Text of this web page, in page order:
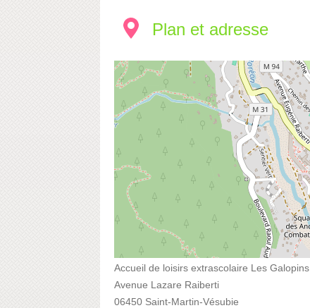
Plan et adresse
Accueil de loisirs extrascolaire Les Galopins
Avenue Lazare Raiberti
06450 Saint-Martin-Vésubie